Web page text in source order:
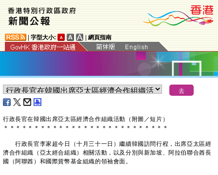
字型大小: 網頁指南
行政長官在韓國出席亞太區經濟合作組織活動（附圖／短片）
＊ ＊ ＊ ＊ ＊ ＊ ＊ ＊ ＊ ＊ ＊ ＊ ＊ ＊ ＊ ＊ ＊ ＊ ＊ ＊ ＊ ＊ ＊ ＊ ＊ ＊ ＊
行政長官李家超今日（十月三十一日）繼續韓國訪問行程，出席亞太區經
濟合作組織（亞太經合組織）相關活動，以及分別與新加坡、阿拉伯聯合酋長
國（阿聯酋）和國際貨幣基金組織的領袖會面。